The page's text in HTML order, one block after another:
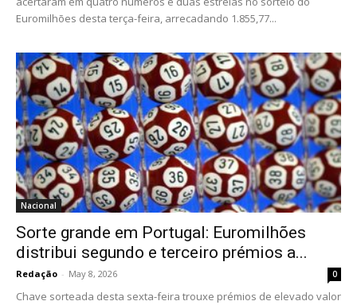
Euromilhões desta terça-feira, arrecadando 1.855,77...
Nacional
Sorte grande em Portugal: Euromilhões
distribui segundo e terceiro prémios a...
Redação - May 8, 2026 0
Chave sorteada desta sexta-feira trouxe prémios de elevado valor